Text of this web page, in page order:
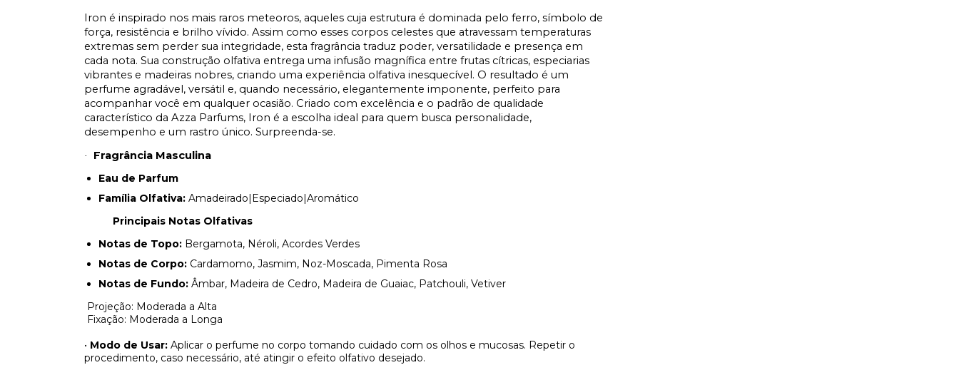
Iron é inspirado nos mais raros meteoros, aqueles cuja estrutura é dominada pelo ferro, símbolo de
força, resistência e brilho vívido. Assim como esses corpos celestes que atravessam temperaturas
extremas sem perder sua integridade, esta fragrância traduz poder, versatilidade e presença em
cada nota. Sua construção olfativa entrega uma infusão magnífica entre frutas cítricas, especiarias
vibrantes e madeiras nobres, criando uma experiência olfativa inesquecível. O resultado é um
perfume agradável, versátil e, quando necessário, elegantemente imponente, perfeito para
acompanhar você em qualquer ocasião. Criado com excelência e o padrão de qualidade
característico da Azza Parfums, Iron é a escolha ideal para quem busca personalidade,
desempenho e um rastro único. Surpreenda-se.
·
Fragrância Masculina
Eau de Parfum
Família Olfativa: Amadeirado|Especiado|Aromático
Principais Notas Olfativas
Notas de Topo: Bergamota, Néroli, Acordes Verdes
Notas de Corpo: Cardamomo, Jasmim, Noz-Moscada, Pimenta Rosa
Notas de Fundo: Âmbar, Madeira de Cedro, Madeira de Guaiac, Patchouli, Vetiver
Projeção: Moderada a Alta
Fixação: Moderada a Longa
• Modo de Usar: Aplicar o perfume no corpo tomando cuidado com os olhos e mucosas. Repetir o
procedimento, caso necessário, até atingir o efeito olfativo desejado.